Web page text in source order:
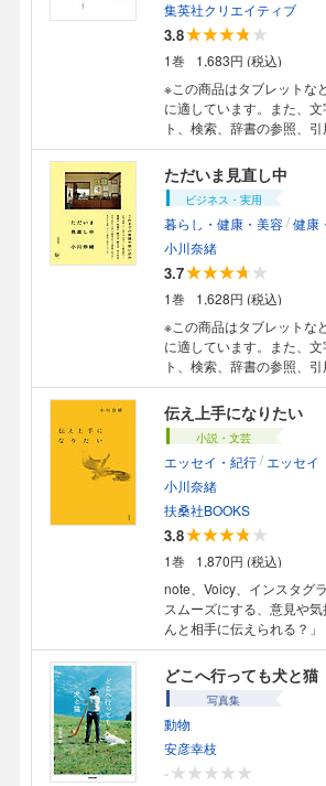
ト/ワークショップのお茶
タンド/プラスドゥのガス
イ・ボイスンのカトラリ
ー/アンカーホッキングの
ット/ダイヤスプレーボト
ス/FARMER’S MARKET
ツール/EKOの分別ごみ箱
ップライトチェア ●寝室
明/HAKUROのインナー
塩/来客用スリッパとかご/
お：エッセイスト・ライ
稲田大学第一文学部文芸
ーランスに。ファッショ
ち、2013年『家がおしえ
置き、暮らし、家づくり
セイを執筆する。既刊に
『ただいま見直し中』『
リティとして多くの支持を
するなど、活動の場を広
集英社クリエイティブ
3.8
1巻
1,683円 (税込)
※この商品はタブレットな
に適しています。また、
ト、検索、辞書の参照、引用な
セイストの著者による、
どう住むか、どんな目的
身ともにすこやかに、自分
ただいま見直し中
ビジネス・実用
暮らし・健康・美容/健康
小川奈緒
3.7
1巻
1,628円 (税込)
※この商品はタブレットな
に適しています。また、
ト、検索、辞書の参照、引用な
「手放す」「続ける」「
――お金の感覚，モノの持
迎える著者が日々の違和
よいエッセイ これからの人生を健やかに生きていくための，働き方，暮ら
し方，自分との向き合い
前向きな見直し。 それは
戻るような感覚もあって，
日曜の晩酌をやめてみた
備／ヨガ17年目の挑戦／
をしよう／これから着た
ストからはじまるエコ
伝え上手になりたい
小説・文芸
エッセイ・紀行/ エッセイ
小川奈緒
扶桑社BOOKS
3.8
1巻
1,870円 (税込)
note、Voicy、インスタグ
スムーズにする、意見や気持ちの伝え方 「どう
んと相手に伝えられる？
で…」 「SNSでモヤモヤしています…」 仕事
私たちは日々の暮らしの
伝えています。 しかし、
いないのではないでしょうか。 数多くの暮らしにまつわる著作
note、Voicy、インスタグ
エッセイストの著者が、こ
ツを1冊にまとめました。
どこへ行っても犬と猫
写真集
動物
安彦幸枝
-